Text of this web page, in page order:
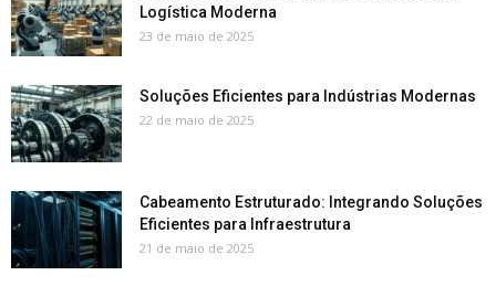
Logística Moderna
23 de maio de 2025
Soluções Eficientes para Indústrias Modernas
22 de maio de 2025
Cabeamento Estruturado: Integrando Soluções
Eficientes para Infraestrutura
21 de maio de 2025